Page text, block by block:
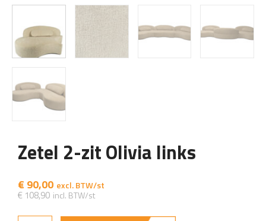
Zetel 2-zit Olivia links
€ 90,00
€ 108,90